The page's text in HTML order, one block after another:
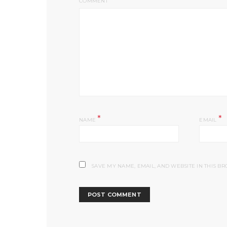
NAME * EMAIL *
SAVE MY NAME, EMAIL, AND WEBSITE IN THIS